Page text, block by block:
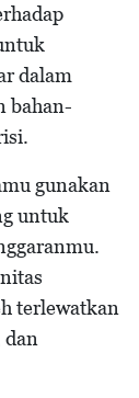
dalam
bahan-
gunakan
untuk
terlewatkan
dan